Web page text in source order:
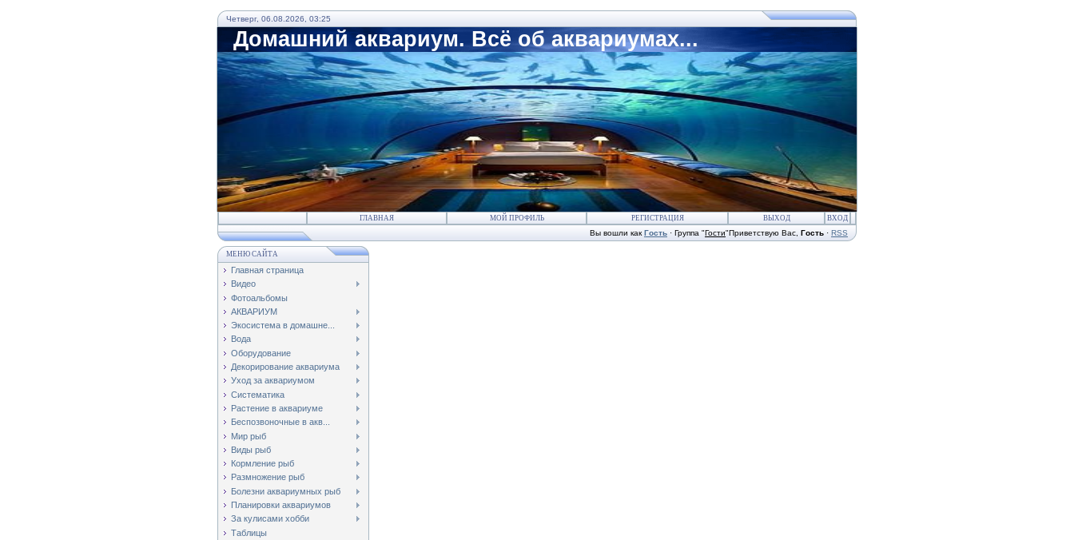
Четверг, 06.08.2026, 03:25
Домашний аквариум. Всё об аквариумах...
ГЛАВНАЯ МОЙ ПРОФИЛЬ РЕГИСТРАЦИЯ ВЫХОД ВХОД
Вы вошли как Гость · Группа "Гости"Приветствую Вас Гость · RSS
МЕНЮ САЙТА
Главная страница
Видео
Фотоальбомы
АКВАРИУМ
Экосистема в домашне...
Вода
Оборудование
Декорирование аквариума
Уход за аквариумом
Систематика
Растение в аквариуме
Беспозвоночные в акв...
Мир рыб
Виды рыб
Кормление рыб
Размножение рыб
Болезни аквариумных рыб
Планировки аквариумов
За кулисами хобби
Таблицы